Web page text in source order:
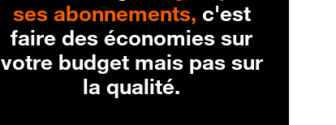
ses abonnements, c'est
faire des économies sur
votre budget mais pas sur
la qualité.